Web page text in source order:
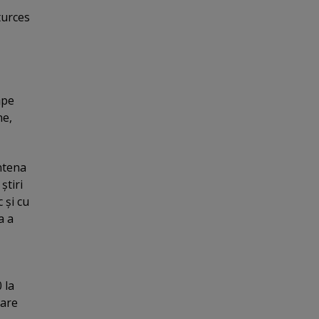
ştiri
şi cu
a
la